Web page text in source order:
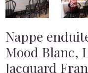
Nappe
Mood Blanc,
Jacquard